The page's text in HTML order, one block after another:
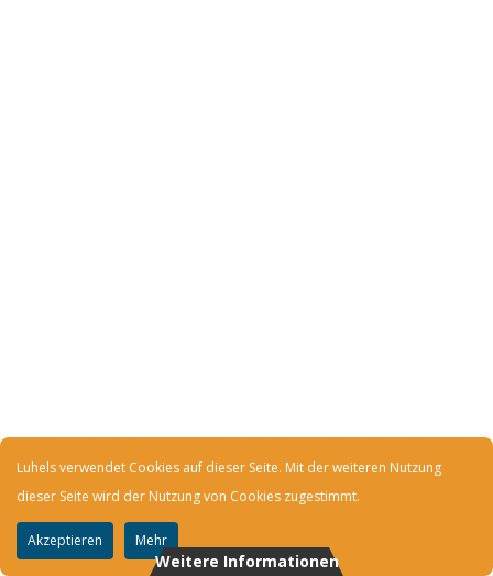
Weitere Informationen
Luhels verwendet Cookies auf dieser Seite. Mit der weiteren Nutzung
dieser Seite wird der Nutzung von Cookies zugestimmt.
Akzeptieren Mehr